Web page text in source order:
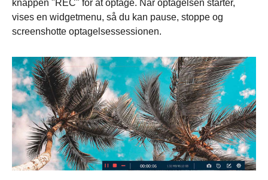
knappen "REC" for at optage. Når optagelsen starter,
vises en widgetmenu, så du kan pause, stoppe og
screenshotte optagelsessessionen.